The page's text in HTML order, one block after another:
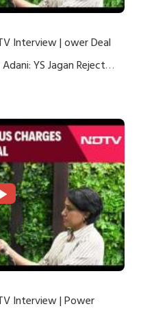
Interview | ower Deal
YS Jagan Rejects
Interview | Power